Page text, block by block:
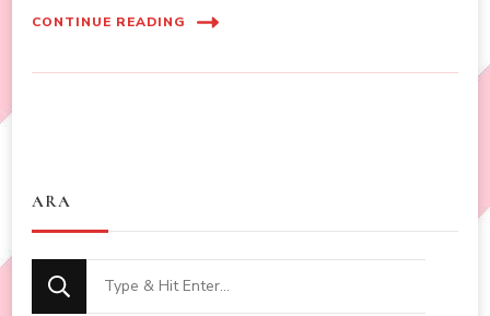
CONTINUE READING
ARA
Looking
for